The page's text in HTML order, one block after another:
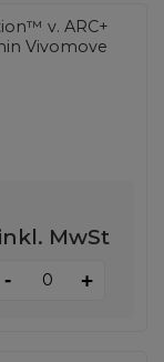
v. ARC+
Vivomove
inkl. MwSt
- +